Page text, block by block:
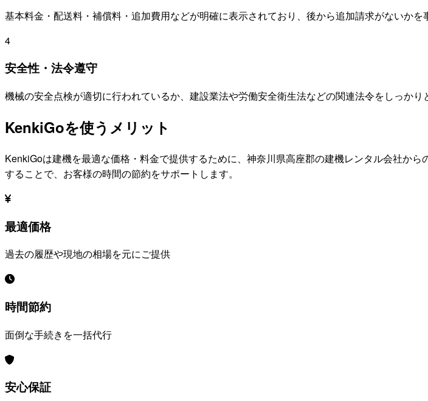
基本料金・配送料・補償料・追加費用などが明確に表示されており、後から追加請求がないかを
4
安全性・法令遵守
機械の安全点検が適切に行われているか、建設業法や労働安全衛生法などの関連法令をしっかり
KenkiGoを使うメリット
KenkiGoは建機を最適な価格・料金で提供するために、 神奈川県高座郡の建機レンタル会社から
することで、お客様の時間の節約をサポートします。
最適価格
過去の履歴や現地の相場を元にご提供
時間節約
面倒な手続きを一括代行
安心保証